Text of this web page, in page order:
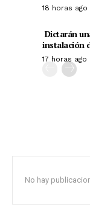
18 horas ago
Dictarán
instalación
17 horas ago
No hay